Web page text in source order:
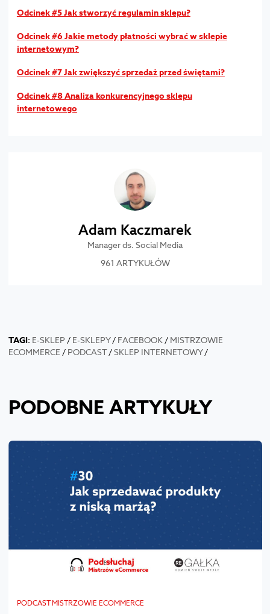
Odcinek #5 Jak stworzyć regulamin sklepu?
Odcinek #6 Jakie metody płatności wybrać w sklepie
internetowym?
Odcinek #7 Jak zwiększyć sprzedaż przed świętami?
Odcinek #8 Analiza konkurencyjnego sklepu
internetowego
Adam Kaczmarek
Manager ds. Social Media
961 ARTYKUŁÓW
TAGI: E-SKLEP/ E-SKLEPY/ FACEBOOK/ MISTRZOWIE
ECOMMERCE / PODCAST/SKLEP INTERNETOWY/
PODOBNE ARTYKUŁY
PODCAST MISTRZOWIE ECOMMERCE